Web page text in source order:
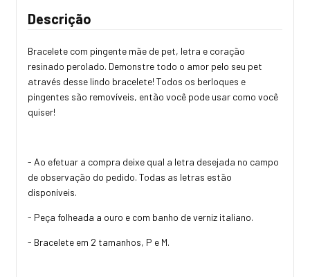
Descrição
Bracelete com pingente mãe de pet, letra e coração
resinado perolado. Demonstre todo o amor pelo seu pet
através desse lindo bracelete! Todos os berloques e
pingentes são removíveis, então você pode usar como você
quiser!
- Ao efetuar a compra deixe qual a letra desejada no campo
de observação do pedido. Todas as letras estão
disponíveis.
- Peça folheada a ouro e com banho de verniz italiano.
- Bracelete em 2 tamanhos, P e M.